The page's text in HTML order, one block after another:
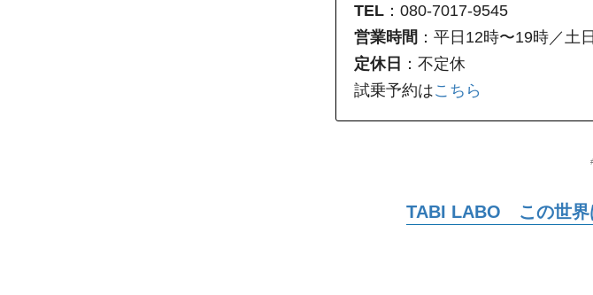
TEL ：080-7017-9545
営業時間 ：平日12時〜19時／土
定休日 ：不定休
試乗予約はこちら
TABI LABO この世界